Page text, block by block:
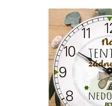
Dostupnost:
Skladem
DejDar